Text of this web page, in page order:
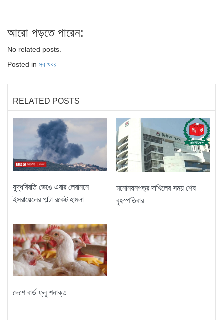
আরো পড়তে পারেন:
No related posts.
Posted in সব খবর
RELATED POSTS
যুদ্ধবিরতি ভেঙে এবার লেবাননে
ইসরায়েলের পাল্টা রকেট হামলা
মনোনয়নপত্র দাখিলের সময় শেষ
বৃহস্পতিবার
দেশে বার্ড ফ্লু শনাক্ত